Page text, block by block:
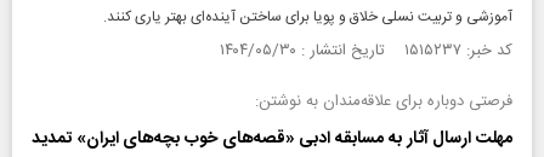
آموزشی و تربیت نسلی خلاق و پویا برای ساختن آینده‌ای بهتر یاری کنند.
کد خبر: ۱۵۱۵۲۳۷ تاریخ انتشار : ۱۴۰۴/۰۵/۳۰
فرصتی دوباره برای علاقه‌مندان به نوشتن:
مهلت ارسال آثار به مسابقه ادبی «قصه‌های خوب بچه‌های ایران» تمدید